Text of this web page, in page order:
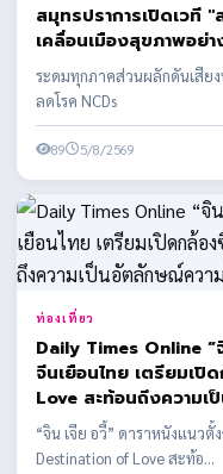
สมุทรปราการเปิดเวที
เคลื่อนเมืองสุขภาพอย่
ระดมทุกภาคส่วนผลักดันเสีย
ลดโรค NCDs
89 5/8/2569
ท่องเที่ยว
Daily Times Online “จิน เจีย อวี้” ดาราหนังแนวตั้งชาว
จีนเยือนไทย เตรียมเ
Love สะท้อนถึงความ
สถานที่ที่ได้มาสัมผัส
“จิน เจีย อวี้” ดาราหนังแนวตั้
Destination of Love สะท้อ...